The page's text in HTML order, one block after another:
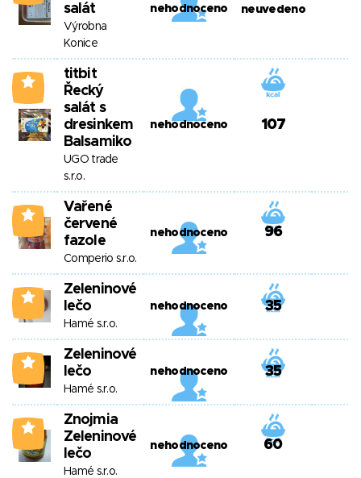
salát
Výrobna
Konice
nehodnoceno neuvedeno
4
titbit
Řecký
salát s
dresinkem
Balsamiko
UGO trade
s.r.o.
nehodnoceno 107
4
Vařené
červené
fazole
Comperio s.r.o.
nehodnoceno 96
4
Zeleninové
lečo
Hamé s.r.o.
nehodnoceno 35
4
Zeleninové
lečo
Hamé s.r.o.
nehodnoceno 35
4
Znojmia
Zeleninové
lečo
Hamé s.r.o.
nehodnoceno 60